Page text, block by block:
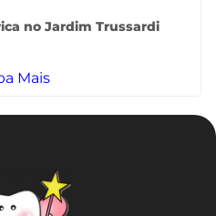
no Jardim Trussardi
Mais